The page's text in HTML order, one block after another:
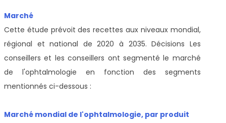
Marché
Cette étude prévoit des recettes aux niveaux mondial,
régional et national de 2020 à 2035. Décisions Les
conseillers et les conseillers ont segmenté le marché
de l'ophtalmologie en fonction des segments
mentionnés ci-dessous :
Marché mondial de l'ophtalmologie, par produit